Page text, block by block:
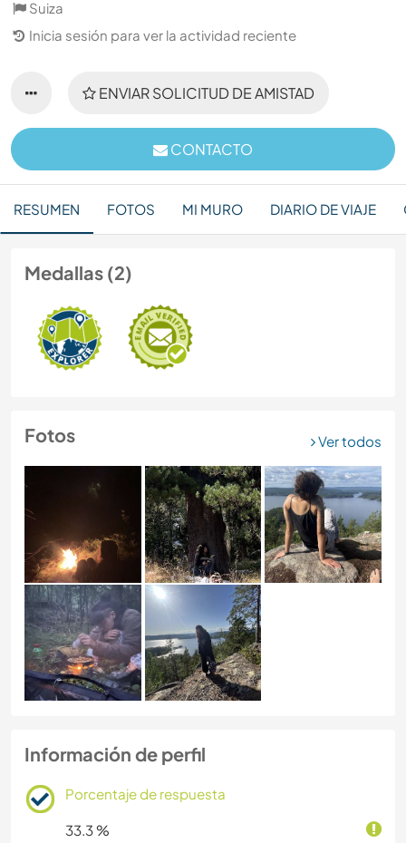
Suiza
Inicia sesión para ver la actividad reciente
ENVIAR SOLICITUD DE AMISTAD
CONTACTO
RESUMEN FOTOS MI MURO DIARIO DE VIAJE
Medallas (2)
Fotos Ver todos
Información de perfil
Porcentaje de respuesta
33.3 %